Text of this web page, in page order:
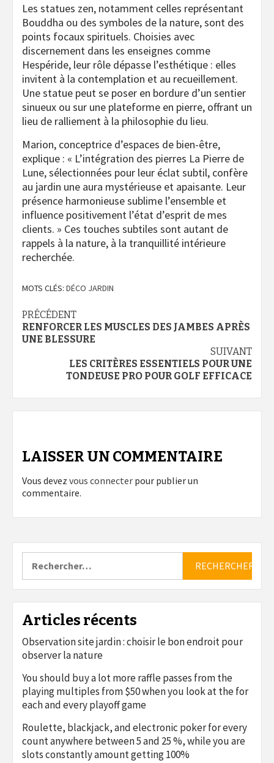
Les statues zen, notamment celles représentant
Bouddha ou des symboles de la nature, sont des
points focaux spirituels. Choisies avec
discernement dans les enseignes comme
Hespéride, leur rôle dépasse l’esthétique : elles
invitent à la contemplation et au recueillement.
Une statue peut se poser en bordure d’un sentier
sinueux ou sur une plateforme en pierre, offrant un
lieu de ralliement à la philosophie du lieu.
Marion, conceptrice d’espaces de bien-être,
explique : « L’intégration des pierres La Pierre de
Lune, sélectionnées pour leur éclat subtil, confère
au jardin une aura mystérieuse et apaisante. Leur
présence harmonieuse sublime l’ensemble et
influence positivement l’état d’esprit de mes
clients. » Ces touches subtiles sont autant de
rappels à la nature, à la tranquillité intérieure
recherchée.
MOTS CLÉS: DÉCO JARDIN
Navigation
d’article
PRÉCÉDENT
RENFORCER LES MUSCLES DES JAMBES APRÈS
UNE BLESSURE
SUIVANT
LES CRITÈRES ESSENTIELS POUR UNE
TONDEUSE PRO POUR GOLF EFFICACE
LAISSER UN COMMENTAIRE
Vous devez vous connecter pour publier un
commentaire.
Articles récents
Observation site jardin : choisir le bon endroit pour
observer la nature
You should buy a lot more raffle passes from the
playing multiples from $50 when you look at the for
each and every playoff game
Roulette, blackjack, and electronic poker for every
count anywhere between 5 and 25 %, while you are
slots constantly amount getting 100%